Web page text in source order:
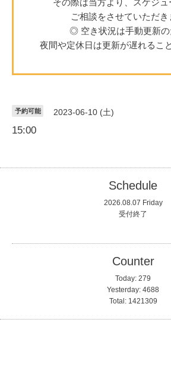
ご相談をさせていただき
◎ 空き状況は手動更新の
夜間や定休日は更新が遅れるこ
予約可能 2023-06-10 (土)
15:00
Schedule
2026.08.07 Friday
受付終了
Counter
Today: 279
Yesterday: 4688
Total: 1421309